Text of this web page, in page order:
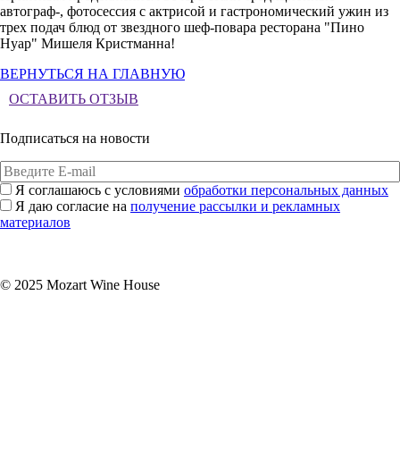
автограф-, фотосессия с актрисой и гастрономический ужин из
трех подач блюд от звездного шеф-повара ресторана "Пино
Нуар" Мишеля Кристманна!
ВЕРНУТЬСЯ НА ГЛАВНУЮ
ОСТАВИТЬ ОТЗЫВ
Подписаться на новости
Я соглашаюсь с условиями обработки персональных данных
Я даю согласие на получение рассылки и рекламных
материалов
© 2025 Mozart Wine House